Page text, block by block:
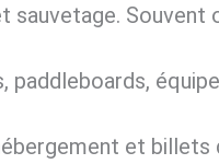
sauvetage. Souvent
paddleboards,
et billets